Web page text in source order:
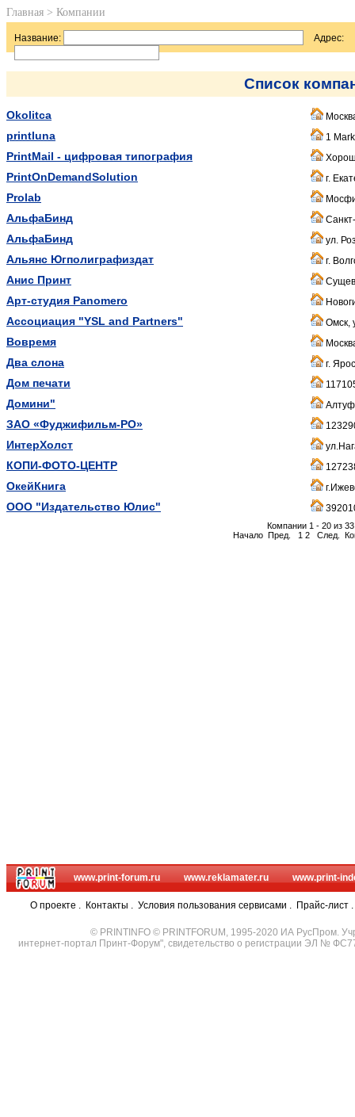
Главная > Компании
Название: Адрес:
Список
Okolitca
printluna 1
PrintMail - цифровая типография
PrintOnDemandSolution г.
Prolab
АльфаБинд
АльфаБинд ул.
Альянс Югполиграфиздат г.
Анис Принт
Арт-студия Panomero
Ассоциация "YSL and Partners" Омск,
Вовремя
Два слона г.
Дом печати
Домини"
ЗАО «Фуджифильм-РО»
ИнтерХолст
КОПИ-ФОТО-ЦЕНТР
ОкейКнига
ООО "Издательство Юлис"
Компании 1 - 20 из 33
Начало Пред. 1 2 След.
www.print-forum.ru www.reklamater.ru www.print-
О проекте . Контакты . Условия пользования сервисами . Прайс-лист .
© PRINTINFO © PRINTFORUM, 1995-2020 ИА РусПром.
интернет-портал Принт-Форум", свидетельство о регистрации ЭЛ №